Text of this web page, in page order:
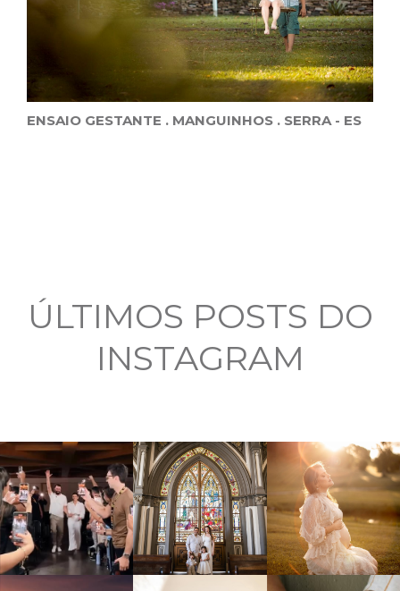
ENSAIO GESTANTE . MANGUINHOS . SERRA - ES
ÚLTIMOS POSTS DO
INSTAGRAM